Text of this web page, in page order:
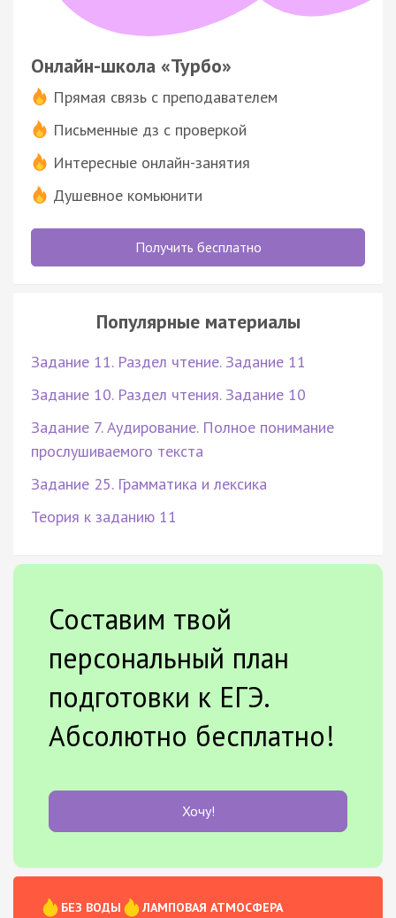
Онлайн-школа «Турбо»
Прямая связь с преподавателем
Письменные дз с проверкой
Интересные онлайн-занятия
Душевное комьюнити
Получить бесплатно
Популярные материалы
Задание 11. Раздел чтение. Задание 11
Задание 10. Раздел чтения. Задание 10
Задание 7. Аудирование. Полное понимание
прослушиваемого текста
Задание 25. Грамматика и лексика
Теория к заданию 11
Составим твой
персональный план
подготовки к ЕГЭ.
Абсолютно бесплатно!
Хочу!
БЕЗ ВОДЫ
ЛАМПОВАЯ АТМОСФЕРА